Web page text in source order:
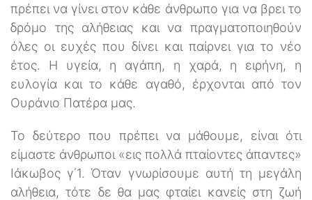
πρέπει να γίνει στον κάθε άνθρωπο για να βρει το
δρόμο της αλήθειας και να πραγματοποιηθούν
όλες οι ευχές που δίνει και παίρνει για το νέο
έτος. Η υγεία, η αγάπη, η χαρά, η ειρήνη, η
ευλογία και το κάθε αγαθό, έρχονται από τον
Ουράνιο Πατέρα μας.
Το δεύτερο που πρέπει να μάθουμε, είναι ότι
είμαστε άνθρωποι «εις πολλά πταίοντες άπαντες»
Ιάκωβος γ΄1. Όταν γνωρίσουμε αυτή τη μεγάλη
αλήθεια, τότε δε θα μας φταίει κανείς στη ζωή